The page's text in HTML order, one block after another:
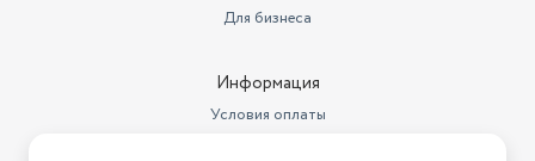
Для бизнеса
Информация
Условия оплаты